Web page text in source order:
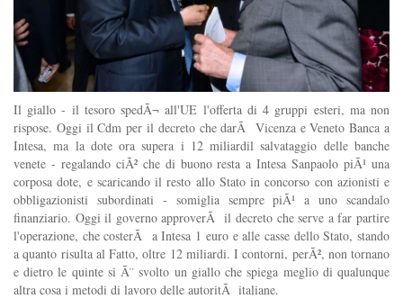
Il giallo - il tesoro spedÃ¬ all'UE l'offerta di 4 gruppi esteri, ma non
rispose. Oggi il Cdm per il decreto che darÃ Vicenza e Veneto Banca a
Intesa, ma la dote ora supera i 12 miliardil salvataggio delle banche
venete - regalando ciÃ² che di buono resta a Intesa Sanpaolo piÃ¹ una
corposa dote, e scaricando il resto allo Stato in concorso con azionisti e
obbligazionisti subordinati - somiglia sempre piÃ¹ a uno scandalo
finanziario. Oggi il governo approverÃ il decreto che serve a far partire
l'operazione, che costerÃ a Intesa 1 euro e alle casse dello Stato, stando
a quanto risulta al Fatto, oltre 12 miliardi. I contorni, perÃ², non tornano
e dietro le quinte si Ã¨ svolto un giallo che spiega meglio di qualunque
altra cosa i metodi di lavoro delle autoritÃ italiane.